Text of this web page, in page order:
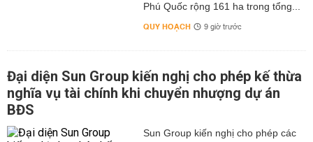
Phú Quốc rộng 161 ha trong tổng...
QUY HOẠCH 9 giờ trước
Đại diện Sun Group kiến nghị cho phép kế thừa
nghĩa vụ tài chính khi chuyển nhượng dự án
BĐS
Sun Group kiến nghị cho phép các